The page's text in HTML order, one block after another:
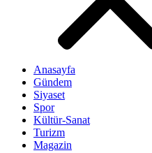
Anasayfa
Gündem
Siyaset
Spor
Kültür-Sanat
Turizm
Magazin